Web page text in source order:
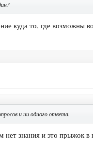
куда то, где возможны
и ни одного ответа.
знания и это прыжок в